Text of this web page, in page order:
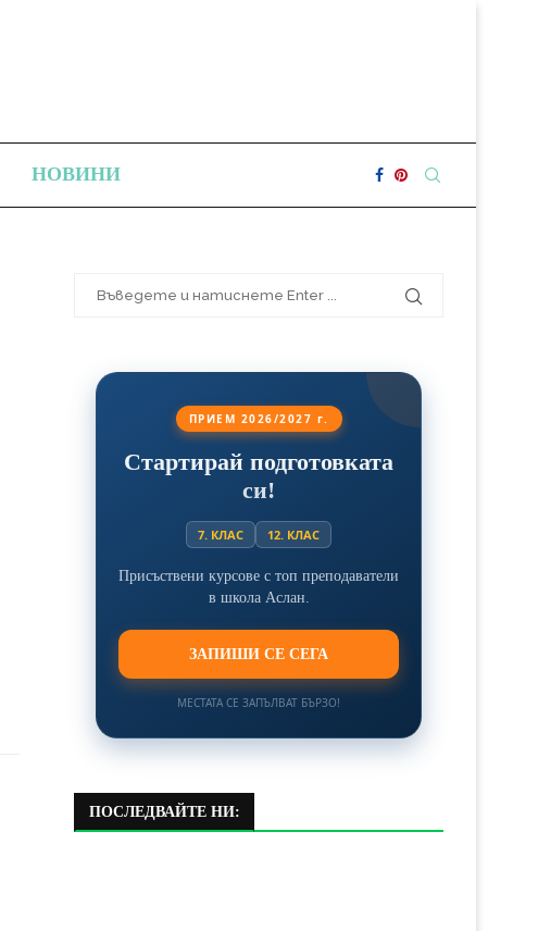
НОВИНИ
ПРИЕМ 2026/2027 г.
Стартирай подготовката
си!
7. КЛАС 12. КЛАС
Присъствени курсове с топ преподаватели
в школа Аслан.
ЗАПИШИ СЕ СЕГА
МЕСТАТА СЕ ЗАПЪЛВАТ БЪРЗО!
ПОСЛЕДВАЙТЕ НИ: